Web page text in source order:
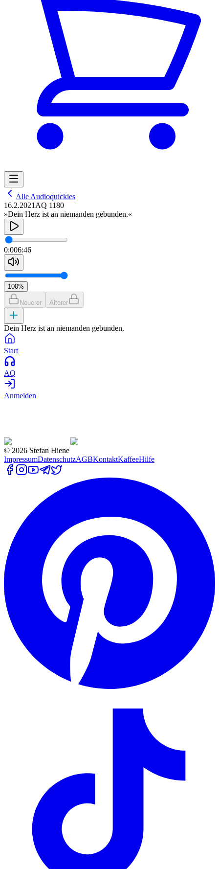
Alle Audioquickies
16.2.2021 AQ 1180
»Dein Herz ist an niemanden gebunden.«
0:006:46
100%
Neuerer Älterer
Dein Herz ist an niemanden gebunden.
Start
AQ
Anmelden
© 2026 Stefan Hiene
ImpressumDatenschutzAGBKontaktKaffeeHilfe